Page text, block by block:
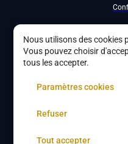
Nous utilisons des cookies
Vous pouvez choisir
tous les accepter.
Paramètres cookies
Refuser
Tout accepter